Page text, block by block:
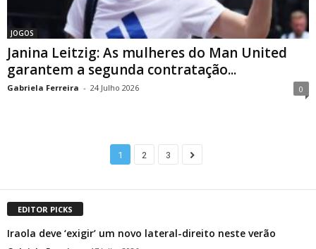
JOGOS
Janina Leitzig: As mulheres do Man United
garantem a segunda contratação...
Gabriela Ferreira - 24 Julho 2026 0
1 2 3
EDITOR PICKS
Iraola deve ‘exigir’ um novo lateral-direito neste verão